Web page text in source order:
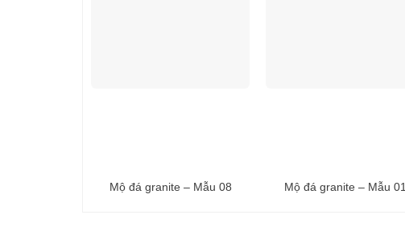
Mộ đá granite – Mẫu 08 Mộ đá granite – Mẫu 01